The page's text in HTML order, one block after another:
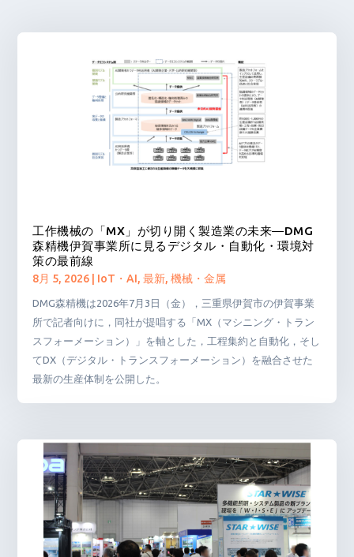
工作機械の「MX」が切り開く製造業の未来―DMG
森精機伊賀事業所に見るデジタル・自動化・環境対
策の最前線
8月 5, 2026 IoT・AI,最新,機械・金属
DMG森精機は2026年7月3日（金），三重県伊賀市の伊賀事業
所で記者向けに，同社が提唱する「MX（マシニング・トラン
スフォーメーション）」を軸とした，工程集約と自動化，そし
てDX（デジタル・トランスフォーメーション）を融合させた
最新の生産体制を公開した。